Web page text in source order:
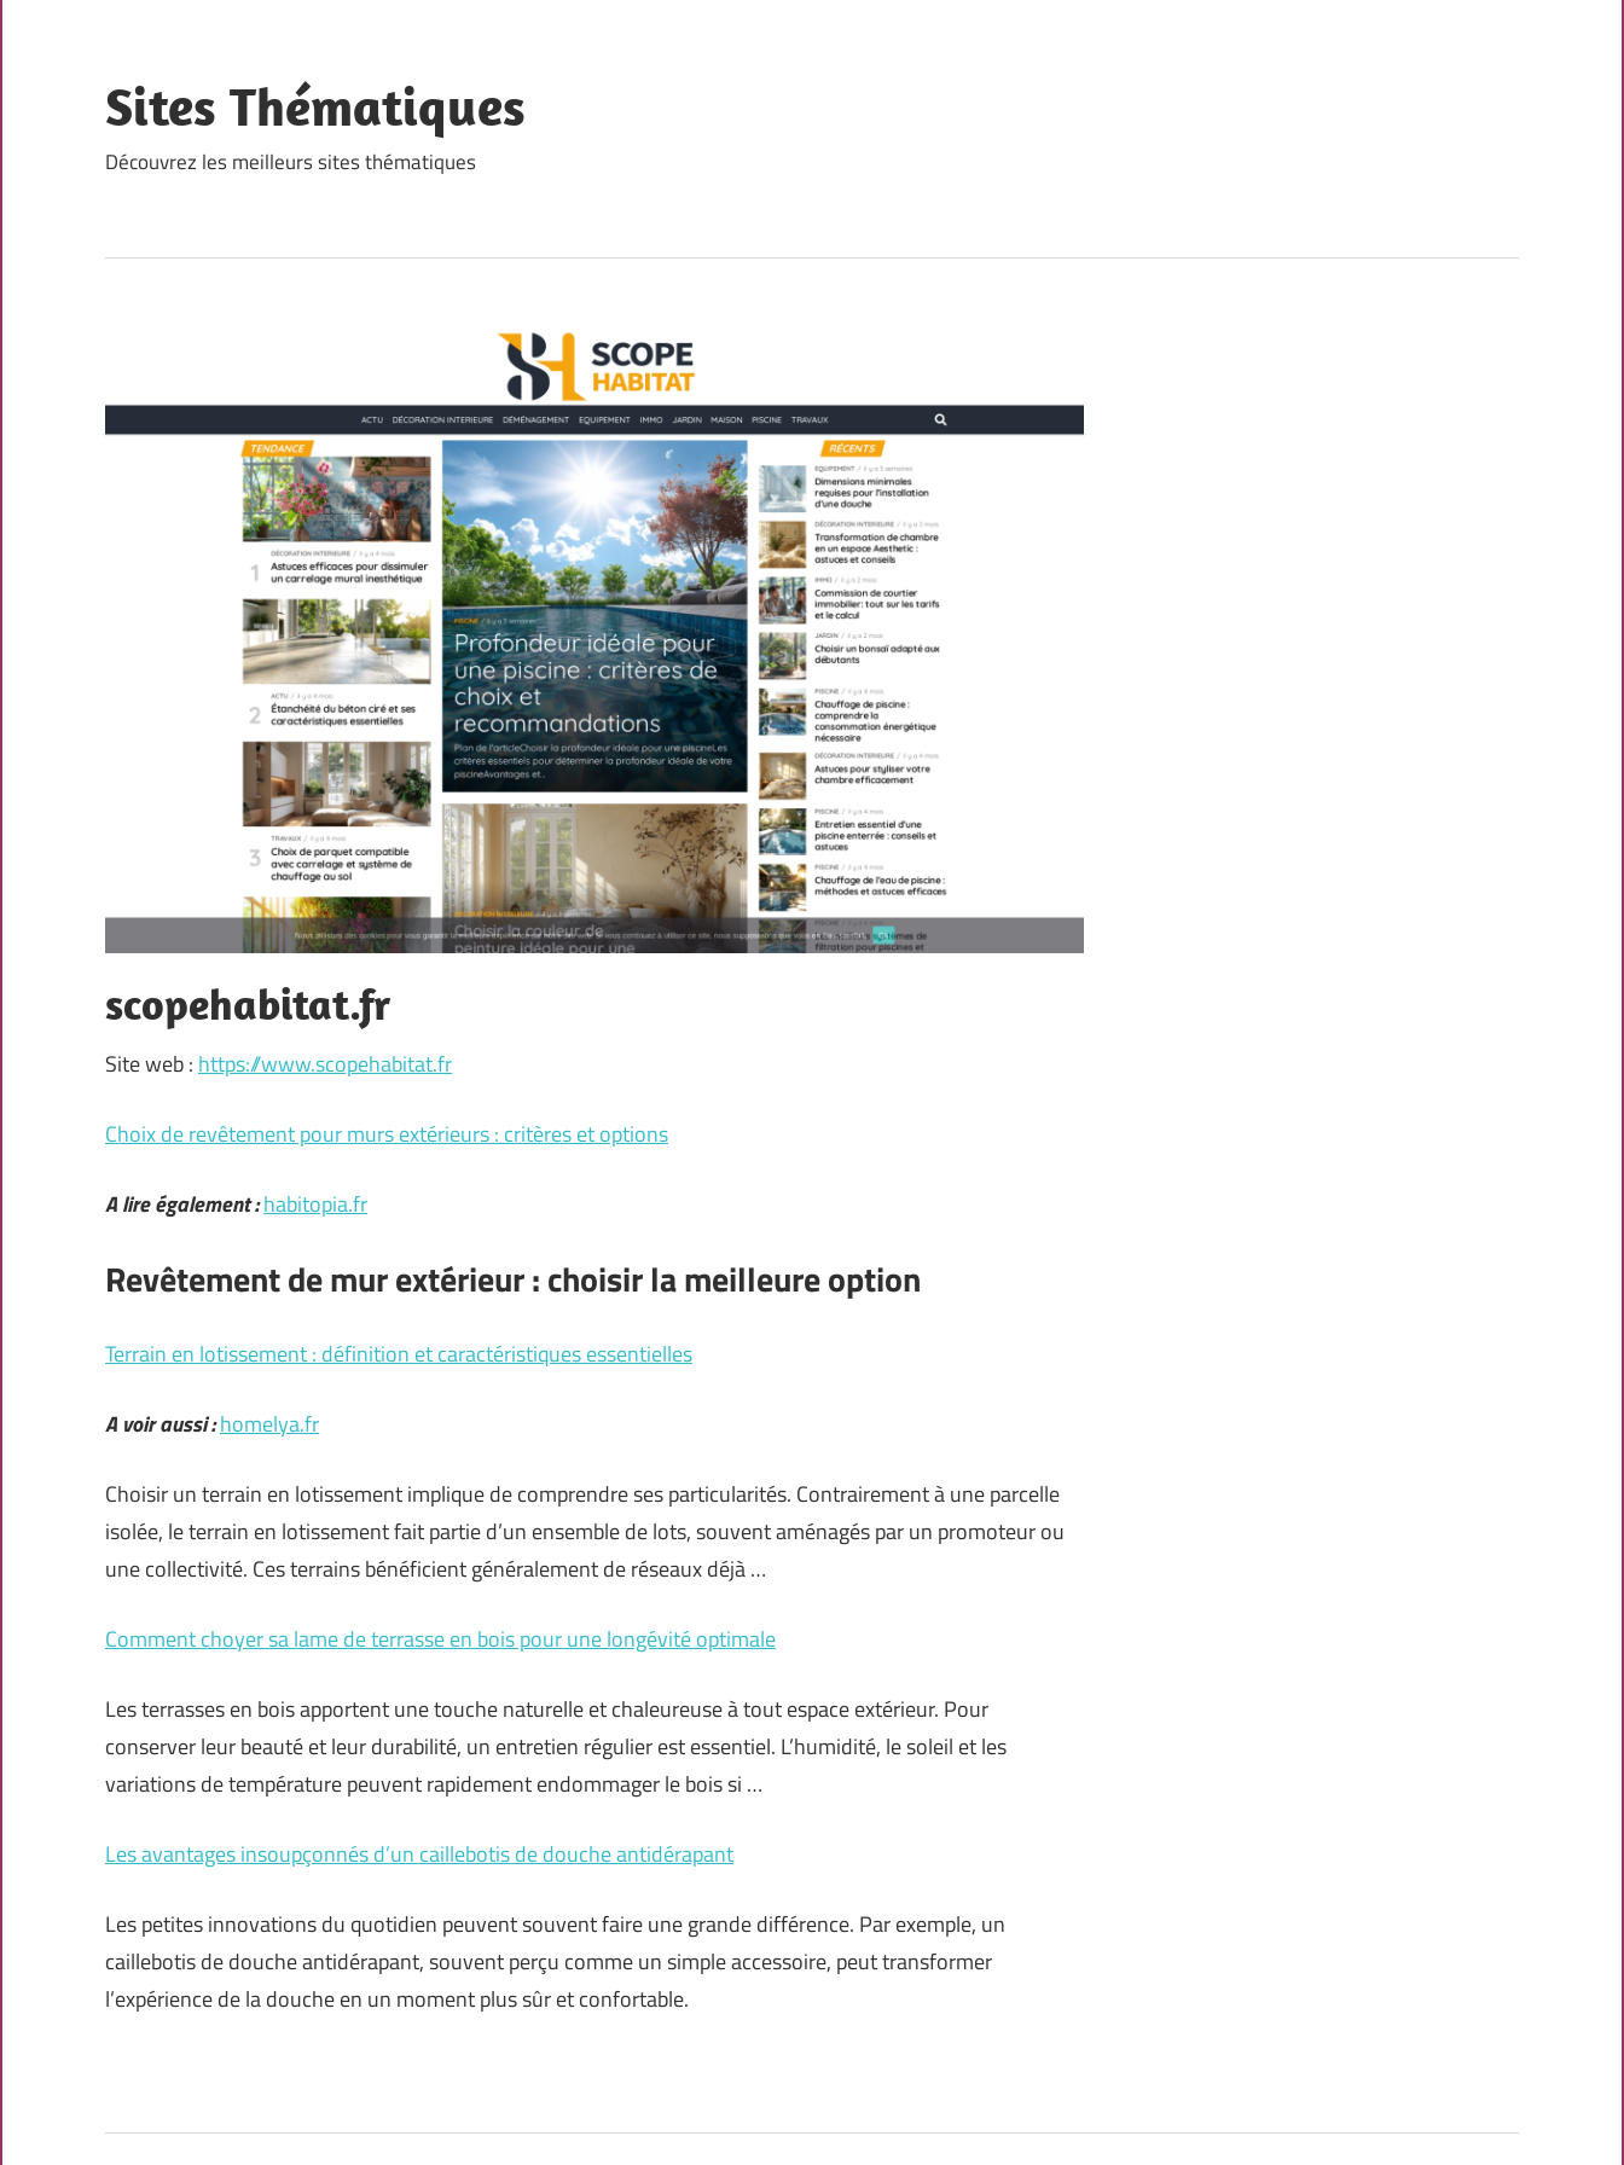
content
Sites Thématiques
Découvrez les meilleurs sites thématiques
scopehabitat.fr
Site web : https://www.scopehabitat.fr
Choix de revêtement pour murs extérieurs : critères et options
A lire également :habitopia.fr
Revêtement de mur extérieur : choisir la meilleure option
Terrain en lotissement : définition et caractéristiques essentielles
A voir aussi :homelya.fr
Choisir un terrain en lotissement implique de comprendre ses particularités. Contrairement à une parcelle
isolée, le terrain en lotissement fait partie d’un ensemble de lots, souvent aménagés par un promoteur ou
une collectivité. Ces terrains bénéficient généralement de réseaux déjà …
Comment choyer sa lame de terrasse en bois pour une longévité optimale
Les terrasses en bois apportent une touche naturelle et chaleureuse à tout espace extérieur. Pour
conserver leur beauté et leur durabilité, un entretien régulier est essentiel. L’humidité, le soleil et les
variations de température peuvent rapidement endommager le bois si …
Les avantages insoupçonnés d’un caillebotis de douche antidérapant
Les petites innovations du quotidien peuvent souvent faire une grande différence. Par exemple, un
caillebotis de douche antidérapant, souvent perçu comme un simple accessoire, peut transformer
l’expérience de la douche en un moment plus sûr et confortable.